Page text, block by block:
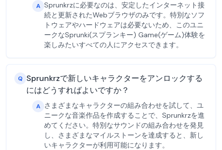
A Sprunkrzに必要なのは、安定したインターネット接
続と更新されたWebブラウザのみです。特別なソフ
トウェアやハードウェアは必要ないため、このユニ
ークなSprunki(スプランキー) Game(ゲーム)体験を
楽しみたいすべての人にアクセスできます。
Q Sprunkrzで新しいキャラクターをアンロックする
にはどうすればよいですか？
A
さまざまなキャラクターの組み合わせを試して、ユ
ニークな音楽作品を作成することで、Sprunkrzを進
めてください。特別なサウンドの組み合わせを発見
し、さまざまなマイルストーンを達成すると、新し
いキャラクターが利用可能になります。